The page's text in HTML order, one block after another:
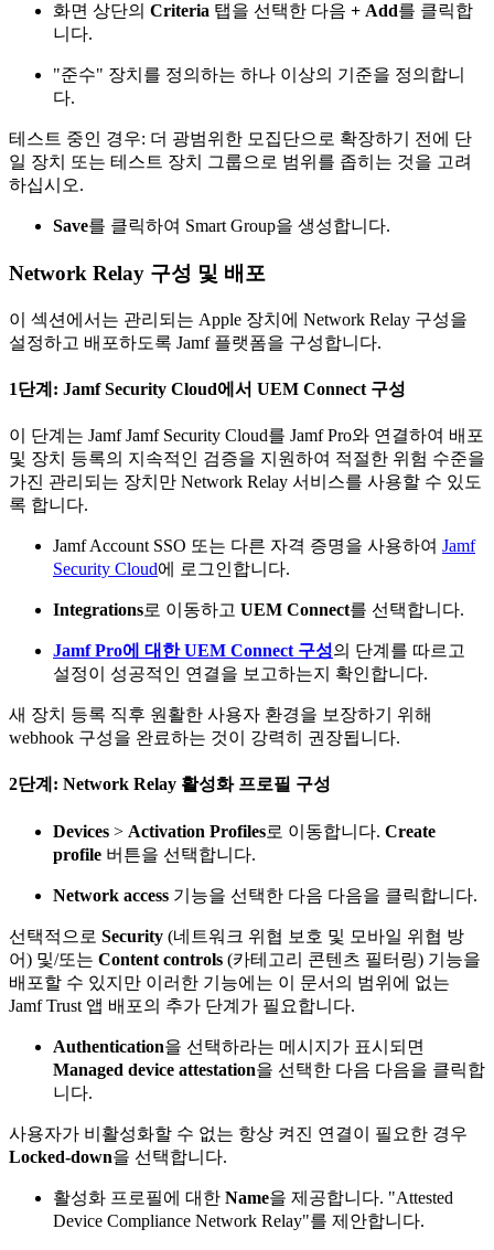
화면 상단의 Criteria 탭을 선택한 다음 + Add를 클릭합
니다.
"준수" 장치를 정의하는 하나 이상의 기준을 정의합니
다.
테스트 중인 경우: 더 광범위한 모집단으로 확장하기 전에 단
일 장치 또는 테스트 장치 그룹으로 범위를 좁히는 것을 고려
하십시오.
Save를 클릭하여 Smart Group을 생성합니다.
Network Relay 구성 및 배포
이 섹션에서는 관리되는 Apple 장치에 Network Relay 구성을
설정하고 배포하도록 Jamf 플랫폼을 구성합니다.
1단계: Jamf Security Cloud에서 UEM Connect 구성
이 단계는 Jamf Jamf Security Cloud를 Jamf Pro와 연결하여 배포
및 장치 등록의 지속적인 검증을 지원하여 적절한 위험 수준을
가진 관리되는 장치만 Network Relay 서비스를 사용할 수 있도
록 합니다.
Jamf Account SSO 또는 다른 자격 증명을 사용하여 Jamf
Security Cloud에 로그인합니다.
Integrations로 이동하고 UEM Connect를 선택합니다.
Jamf Pro에 대한 UEM Connect 구성의 단계를 따르고
설정이 성공적인 연결을 보고하는지 확인합니다.
새 장치 등록 직후 원활한 사용자 환경을 보장하기 위해
webhook 구성을 완료하는 것이 강력히 권장됩니다.
2단계: Network Relay 활성화 프로필 구성
Devices > Activation Profiles로 이동합니다. Create
profile 버튼을 선택합니다.
Network access 기능을 선택한 다음 다음을 클릭합니다.
선택적으로 Security (네트워크 위협 보호 및 모바일 위협 방
어) 및/또는 Content controls (카테고리 콘텐츠 필터링) 기능을
배포할 수 있지만 이러한 기능에는 이 문서의 범위에 없는
Jamf Trust 앱 배포의 추가 단계가 필요합니다.
Authentication을 선택하라는 메시지가 표시되면
Managed device attestation을 선택한 다음 다음을 클릭합
니다.
사용자가 비활성화할 수 없는 항상 켜진 연결이 필요한 경우
Locked-down을 선택합니다.
활성화 프로필에 대한 Name을 제공합니다. "Attested
Device Compliance Network Relay"를 제안합니다.